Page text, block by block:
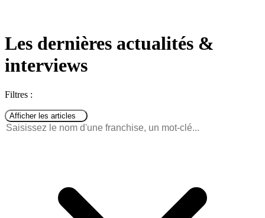
Les dernières actualités &
interviews
Filtres :
Afficher les articles